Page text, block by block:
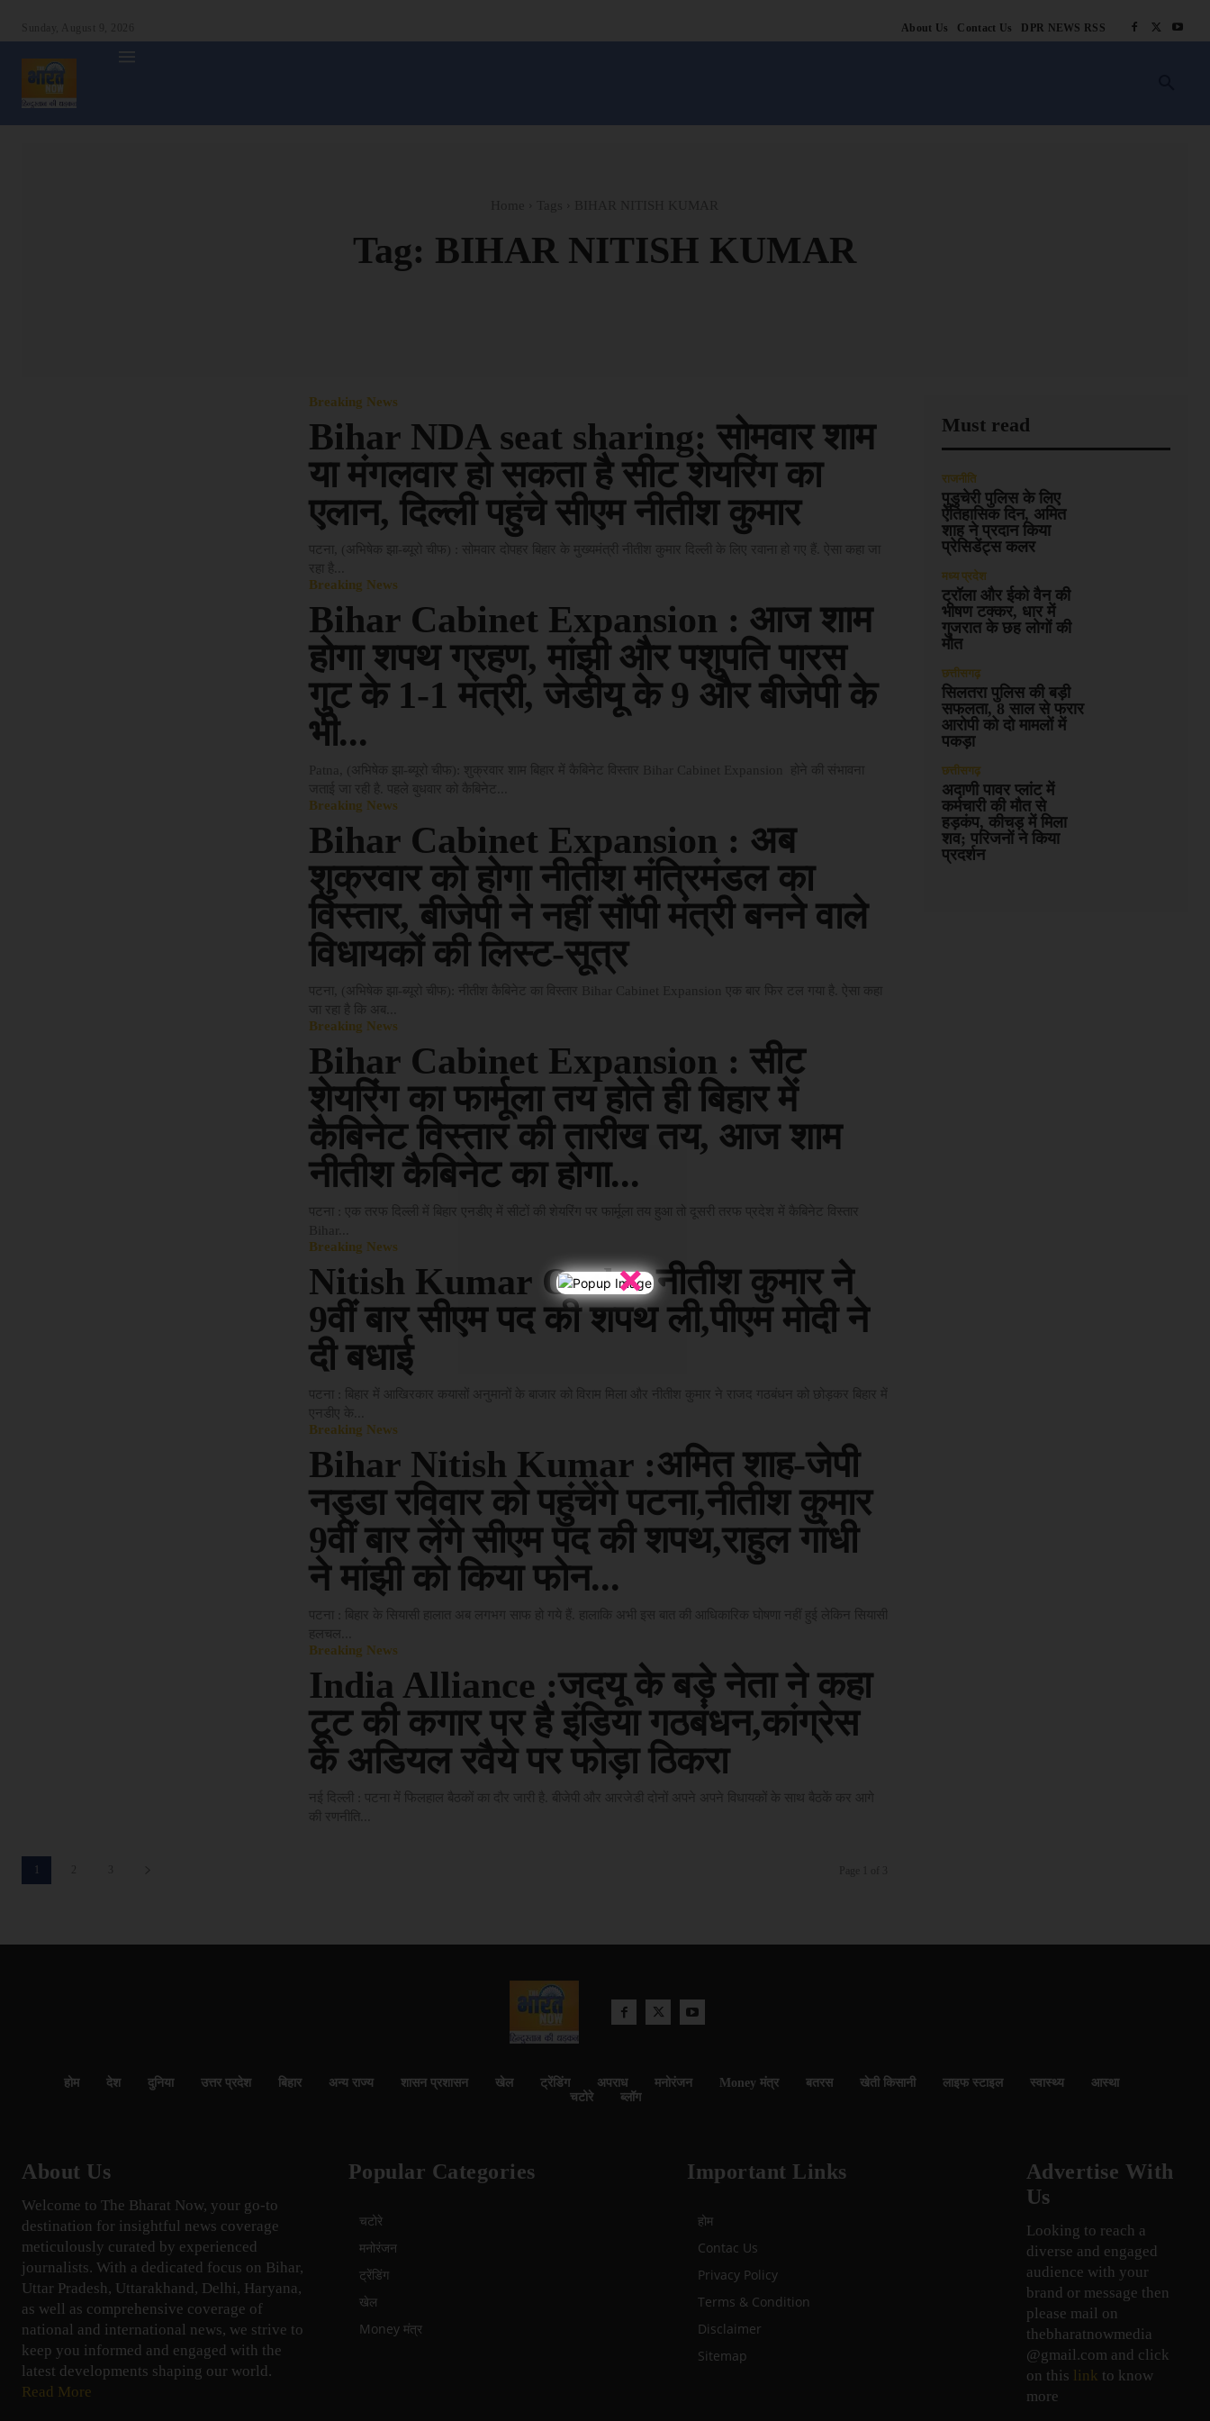
×
About Us Contact Us DPR NEWS RSS
Tag: BIHAR NITISH KUMAR
Breaking News
Bihar NDA seat sharing: सोमवार शाम
या मंगलवार हो सकता है सीट शेयरिंग का
एलान, दिल्ली पहुंचे सीएम नीतीश कुमार
Breaking News
Bihar Cabinet Expansion : आज शाम
होगा शपथ ग्रहण, मांझी और पशुपति पारस
गुट के 1-1 मंत्री, जेडीयू के 9 और बीजेपी के
भी...
Breaking News
Bihar Cabinet Expansion : अब
शुक्रवार को होगा नीतीश मंत्रिमंडल का
विस्तार, बीजेपी ने नहीं सौंपी मंत्री बनने वाले
विधायकों की लिस्ट-सूत्र
Breaking News
Bihar Cabinet Expansion : सीट
शेयरिंग का फार्मूला तय होते ही बिहार में
कैबिनेट विस्तार की तारीख तय, आज शाम
नीतीश कैबिनेट का होगा...
पटना : एक तरफ दिल्ली में बिहार एनडीए में सीटों की शेयरिंग पर फार्मूला तय हुआ तो दूसरी तरफ प्रदेश में कैबिनेट विस्तार
Breaking News
Nitish Kumar Oath : नीतीश कुमार ने
9वीं बार सीएम पद की शपथ ली,पीएम मोदी ने
दी बधाई
Breaking News
Bihar Nitish Kumar :अमित शाह-जेपी
नड्डा रविवार को पहुंचेंगे पटना,नीतीश कुमार
9वीं बार लेंगे सीएम पद की शपथ,राहुल गांधी
ने मांझी को किया फोन...
Breaking News
India Alliance :जदयू के बड़े नेता ने कहा
टूट की कगार पर है इंडिया गठबंधन,कांग्रेस
के अडियल रवैये पर फोड़ा ठिकरा
Must read
राजनीति
पुडुचेरी पुलिस के लिए
ऐतिहासिक दिन, अमित
शाह ने प्रदान किया
प्रेसिडेंट्स कलर
मध्य प्रदेश
ट्रॉला और ईको वैन की
भीषण टक्कर, धार में
गुजरात के छह लोगों की
मौत
छत्तीसगढ़
सिलतरा पुलिस की बड़ी
सफलता, 8 साल से फरार
आरोपी को दो मामलों में
पकड़ा
छत्तीसगढ़
अदाणी पावर प्लांट में
कर्मचारी की मौत से
हड़कंप, कीचड़ में मिला
शव; परिजनों ने किया
प्रदर्शन
होम देश दुनिया उत्तर प्रदेश बिहार अन्य राज्य शासन प्रशासन खेल ट्रेंडिंग अपराध मनोरंजन Money मंत्र बतरस खेती किसानी लाइफ स्टाइल स्वास्थ्य
आस्था
चटोरे
ब्लॉग
About Us
Welcome to The Bharat Now, your go-to
destination for insightful news coverage
meticulously curated by experienced
journalists. With a dedicated focus on Bihar,
Uttar Pradesh, Uttarakhand, Delhi, Haryana,
as well as comprehensive coverage of
national and international news, we strive to
keep you informed and engaged with the
latest developments shaping our world.
Read More
Popular Categories
चटोरे
मनोरंजन
ट्रेंडिंग
खेल
Money मंत्र
Important Links
होम
Contac Us
Privacy Policy
Terms & Condition
Disclaimer
Sitemap
Advertise With
Us
Looking to reach a
diverse and engaged
audience with your
brand or message then
please mail on
thebharatnowmedia
@gmail.com and click
on this link to know
more